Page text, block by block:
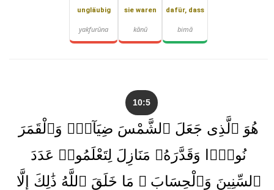
dafür, dass
bimā
sie waren
kānū
ungläubig
yakfurūna
10:5
هُوَ ٱلَّذِى جَعَلَ ٱلشَّمْسَ ضِيَآءًۭ وَٱلْقَمَرَ
نُورًۭا وَقَدَّرَهُۥ مَنَازِلَ لِتَعْلَمُوا۟ عَدَدَ
ٱلسِّنِينَ وَٱلْحِسَابَ ۚ مَا خَلَقَ ٱللَّهُ ذَٰلِكَ إِلَّا